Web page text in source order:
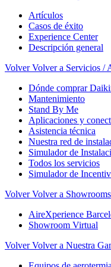
Artículos
Casos de éxito
Experience Center
Descripción general
Volver Volver a Servicios /
Dónde comprar
Mantenimiento
Stand By Me
Aplicaciones y
Asistencia técnica
Nuestra red de
Simulador de
Todos los servicios
Simulador de
Volver Volver a Showrooms
AireXperience
Showroom Virtual
Volver Volver a Nuestra